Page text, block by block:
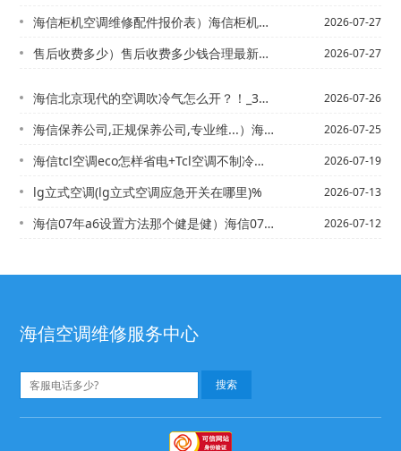
海信柜机空调维修配件报价表）海信柜机空调维修配件报价表大全2027年 2026-07-27
售后收费多少）售后收费多少钱合理最新收费标准 2026-07-27
海信北京现代的空调吹冷气怎么开？！_3）海信北京现代空调怎么样？ 2026-07-26
海信保养公司,正规保养公司,专业维...）海信北斗星1.4的发动机好还是乐驰的1... 2026-07-25
海信tcl空调eco怎样省电+Tcl空调不制冷什么原因谢谢_1 2026-07-19
lg立式空调(lg立式空调应急开关在哪里)% 2026-07-13
海信07年a6设置方法那个健是健）海信07年天籁车空调冷气怎么开_1 2026-07-12
海信空调维修服务中心